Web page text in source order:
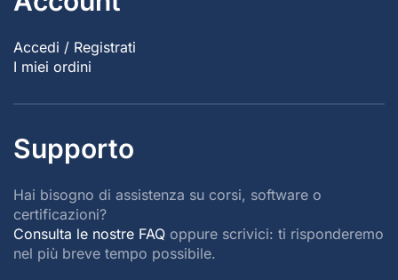
Accedi / Registrati
I miei ordini
Supporto
Hai bisogno di assistenza su corsi, software o
certificazioni?
Consulta le nostre FAQ oppure scrivici: ti risponderemo
nel più breve tempo possibile.